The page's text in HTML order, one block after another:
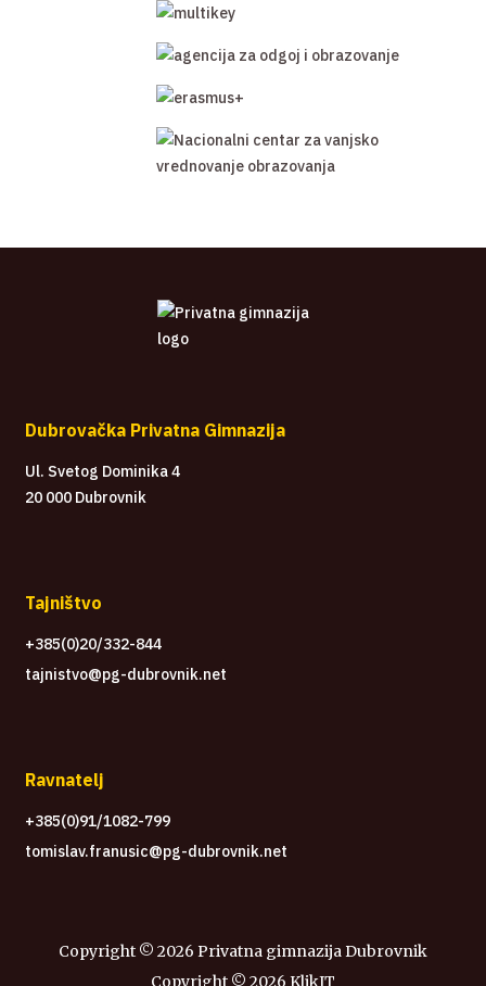
Dubrovačka Privatna Gimnazija
Ul. Svetog Dominika 4
20 000 Dubrovnik
Tajništvo
+385(0)20/332-844
tajnistvo@pg-dubrovnik.net
Ravnatelj
+385(0)91/1082-799
tomislav.franusic@pg-dubrovnik.net
Copyright © 2026 Privatna gimnazija Dubrovnik
Copyright © 2026 KlikIT